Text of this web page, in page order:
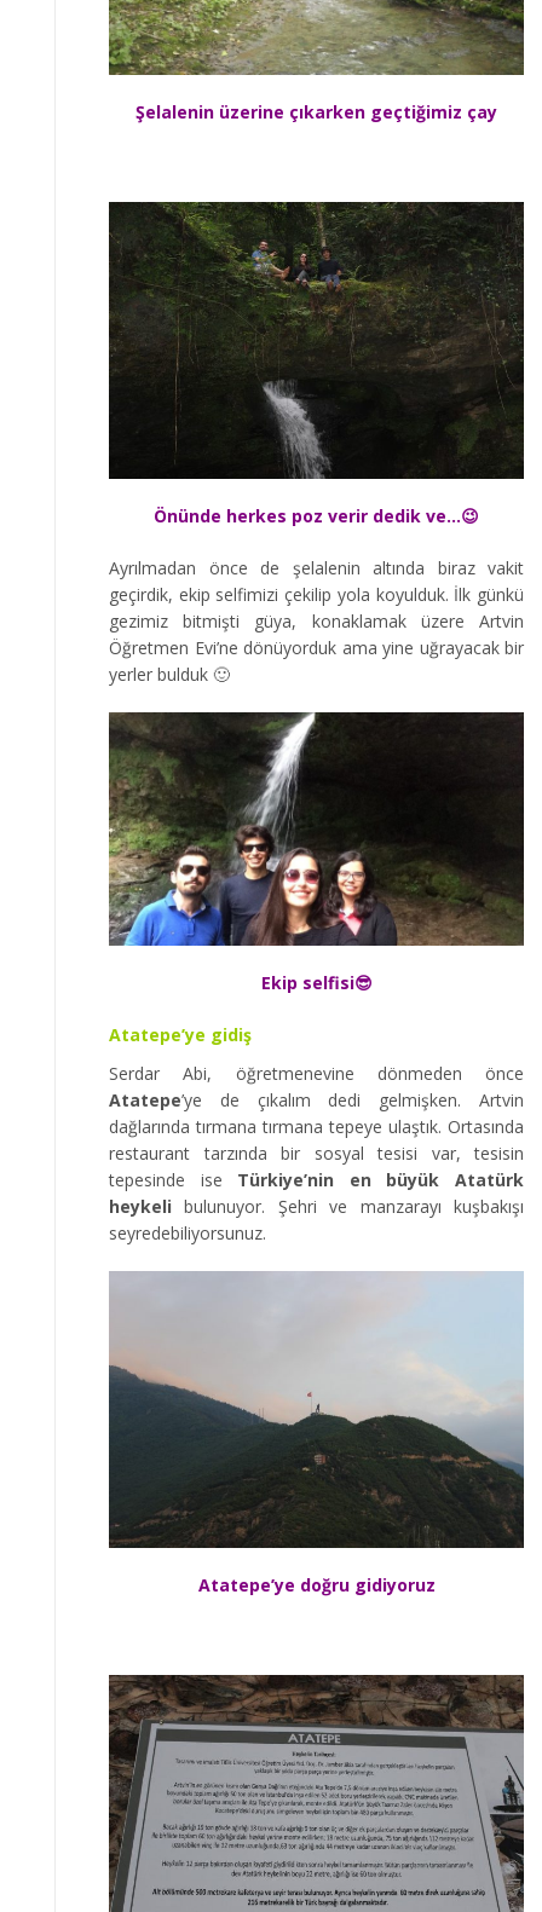
Şelalenin üzerine çıkarken geçtiğimiz çay
Önünde herkes poz verir dedik ve…😉
Ayrılmadan önce de şelalenin altında biraz vakit
geçirdik, ekip selfimizi çekilip yola koyulduk. İlk günkü
gezimiz bitmişti güya, konaklamak üzere Artvin
Öğretmen Evi’ne dönüyorduk ama yine uğrayacak bir
yerler bulduk 🙂
Ekip selfisi😎
Atatepe’ye gidiş
Serdar Abi, öğretmenevine dönmeden önce
Atatepe’ye de çıkalım dedi gelmişken. Artvin
dağlarında tırmana tırmana tepeye ulaştık. Ortasında
restaurant tarzında bir sosyal tesisi var, tesisin
tepesinde ise Türkiye’nin en büyük Atatürk
heykeli bulunuyor. Şehri ve manzarayı kuşbakışı
seyredebiliyorsunuz.
Atatepe’ye doğru gidiyoruz